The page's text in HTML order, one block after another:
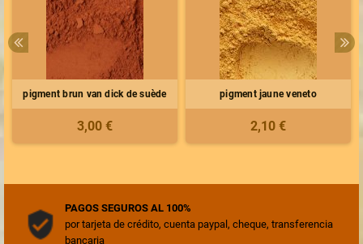
pigment brun van dick de suède
3,00 €
pigment jaune veneto
2,10 €
PAGOS SEGUROS AL 100%
por tarjeta de crédito, cuenta paypal, cheque, transferencia
bancaria